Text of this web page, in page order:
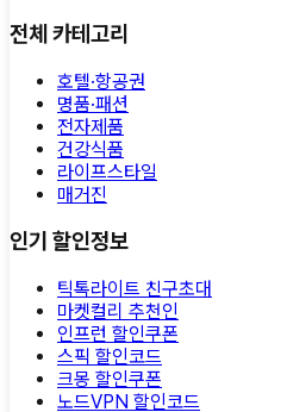
전체 카테고리
호텔·항공권
명품·패션
전자제품
건강식품
라이프스타일
매거진
인기 할인정보
틱톡라이트 친구초대
마켓컬리 추천인
인프런 할인쿠폰
스픽 할인코드
크몽 할인쿠폰
노드VPN 할인코드